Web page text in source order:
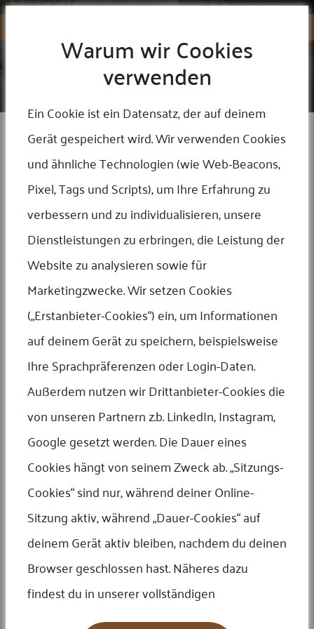
COOKIES
Warum wir Cookies verwenden
Beacons, Pixel, Tags und Skripte), um Ihre Erfahrung zu verbessern
und zu personalisieren, unsere Dienste bereitzustellen, die Leistung
näher beschrieben. Ein Cookie ist eine Information (Textdatei), die auf
Ihrem Gerät gespeichert wird. Wenn Sie unsere Website besuchen,
um Informationen auf Ihrem Gerät zu speichern, wie z. B. Ihre
Spracheinstellungen oder Anmeldeinformationen. Wir verwenden
Partnern gesetzt werden (wie Facebook, Linkedin, Google usw.). Die
Dauer eines Cookies hängt von seiner Funktion ab. „Sitzungscookies“
Cookies“ auf Ihrem Gerät aktiv bleiben, nachdem Sie Ihren Browser
geschlossen haben.
Blockieren oder Löschen von Cookies in
Ihrem Browser
Weitere Informationen zum Löschen oder Kontrollieren von Cookies
bei dieser Website um eine Website eines Drittanbieters handelt.
Daher können wir ihre Genauigkeit, Vollständigkeit oder
so einzustellen, dass er alle Cookies blockiert, einschließlich Cookies,
die mit unseren Diensten verbunden sind, oder anzuzeigen, wenn ein
Browsereinstellungen des von Ihnen verwendeten Browsers tun. Die
folgenden Links können Ihnen bei der Verwaltung Ihrer Cookie-
Warum wir Cookies
verwenden
Ein Cookie ist ein Datensatz, der auf deinem
Gerät gespeichert wird. Wir verwenden Cookies
und ähnliche Technologien (wie Web-Beacons,
Pixel, Tags und Scripts), um Ihre Erfahrung zu
verbessern und zu individualisieren, unsere
Dienstleistungen zu erbringen, die Leistung der
Website zu analysieren sowie für
Marketingzwecke. Wir setzen Cookies
(„Erstanbieter-Cookies“) ein, um Informationen
auf deinem Gerät zu speichern, beispielsweise
Ihre Sprachpräferenzen oder Login-Daten.
Außerdem nutzen wir Drittanbieter-Cookies die
von unseren Partnern z.b. LinkedIn, Instagram,
Google gesetzt werden. Die Dauer eines
Cookies hängt von seinem Zweck ab. „Sitzungs-
Cookies“ sind nur, während deiner Online-
Sitzung aktiv, während „Dauer-Cookies“ auf
deinem Gerät aktiv bleiben, nachdem du deinen
Browser geschlossen hast. Näheres dazu
findest du in unserer vollständigen